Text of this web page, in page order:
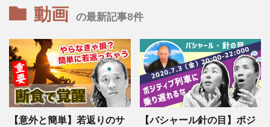
動画 の最新記事8件
【意外と簡単】若返りのサ
【バシャール針の目】ポジ